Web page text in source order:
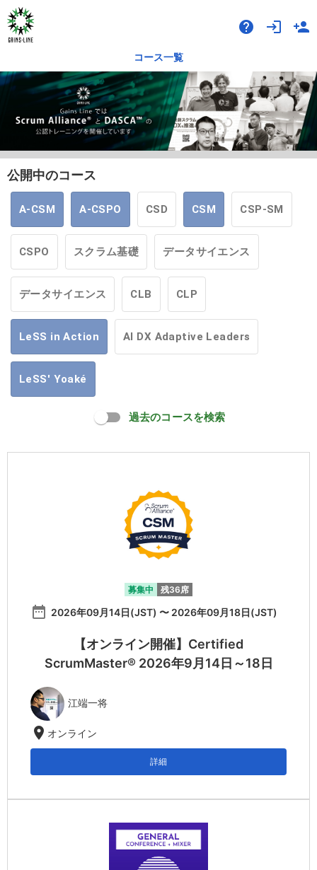
help login person_add
コース一覧
公開中のコース
A-CSM A-CSPO CSD CSM CSP-SM
CSPO スクラム基礎 データサイエンス
データサイエンス CLB CLP
LeSS in Action AI DX Adaptive Leaders
LeSS' Yoaké
過去のコースを検索
募集中 残36席
date_range 2026年09月14日(JST) 〜 2026年09月18日(JST)
【オンライン開催】Certified
ScrumMaster® 2026年9月14日～18日
江端一将
location_on オンライン
詳細